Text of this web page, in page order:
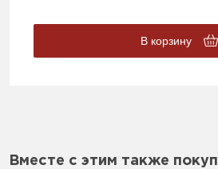
В корзину
Вместе с этим также